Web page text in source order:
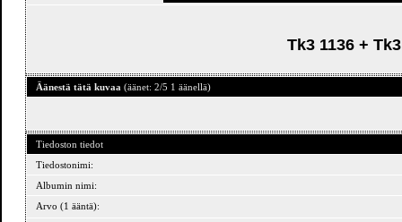
Tk3 1136 +
Äänestä tätä kuvaa (äänet: 2/5 1 äänellä)
Tiedoston tiedot
Tiedostonimi:
Albumin nimi:
Arvo (1 ääntä):